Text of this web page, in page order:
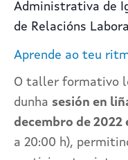
Administrativa de
de Relacións
Aprende ao teu
O taller formativo
dunha sesión en
decembro de
a 20:00 h),